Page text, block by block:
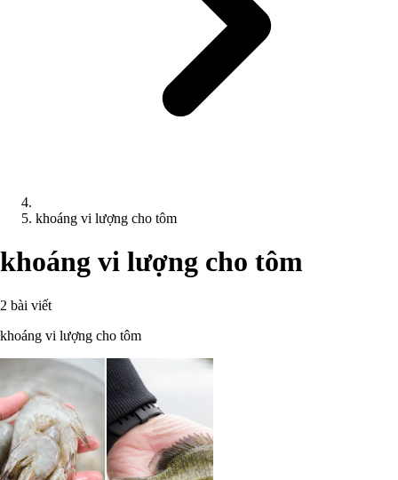
khoáng vi lượng cho tôm
khoáng vi lượng cho tôm
2 bài viết
khoáng vi lượng cho tôm